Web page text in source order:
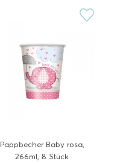
Pappbecher Baby rosa,
266ml, 8 Stück